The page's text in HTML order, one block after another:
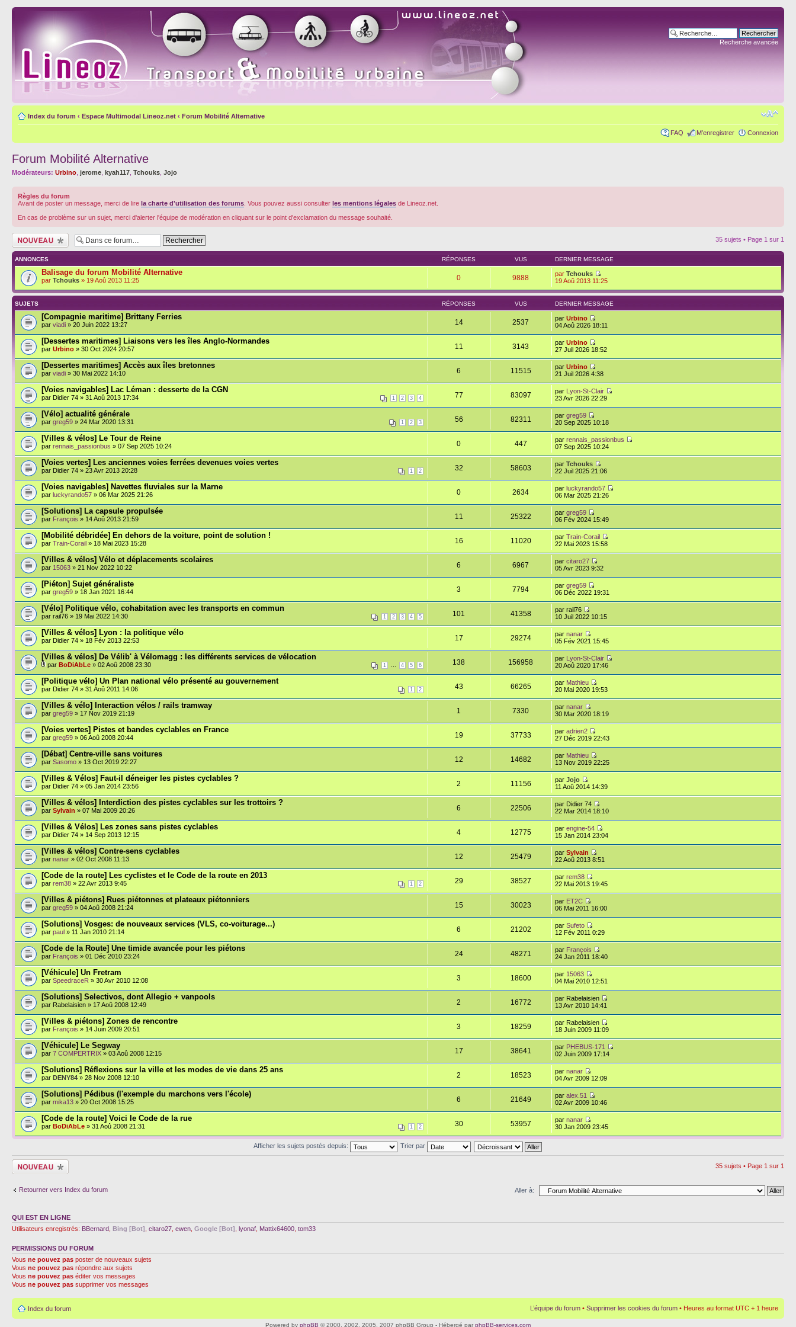
Recherche avancée
Index du forum ‹ Espace Multimodal Lineoz.net ‹ Forum Mobilité Alternative
FAQ M’enregistrer Connexion
Forum Mobilité Alternative
Modérateurs: Urbino jerome kyah117 Tchouks Jojo
Règles du forum
Avant de poster un message, merci de lire la charte d'utilisation des forums . Vous pouvez aussi consulter les mentions légales de Lineoz.net.
En cas de problème sur un sujet, merci d'alerter l'équipe de modération en cliquant sur le point d'exclamation du message souhaité.
Écrire un nouveau
sujet
35 sujets • Page 1 sur 1
ANNONCES RÉPONSES VUS DERNIER MESSAGE
Balisage du forum Mobilité Alternative
par Tchouks » 19 Aoû 2013 11:25 0 9888 parTchouks
19 Aoû 2013 11:25
SUJETS RÉPONSES VUS DERNIER MESSAGE
[Compagnie maritime] Brittany Ferries
par viadi » 20 Juin 2022 13:27 14 2537 parUrbino
04 Aoû 2026 18:11
[Dessertes maritimes] Liaisons vers les îles Anglo-Normandes
par Urbino » 30 Oct 2024 20:57 11 3143 parUrbino
27 Juil 2026 18:52
[Dessertes maritimes] Accès aux îles bretonnes
par viadi » 30 Mai 2022 14:10 6 11515 parUrbino
21 Juil 2026 4:38
[Voies navigables] Lac Léman : desserte de la CGN
1 2 3 4
par Didier 74 » 31 Aoû 2013 17:34 77 83097 par Lyon-St-Clair
23 Avr 2026 22:29
[Vélo] actualité générale
1 2 3
par greg59 » 24 Mar 2020 13:31 56 82311 pargreg59
20 Sep 2025 10:18
[Villes & vélos] Le Tour de Reine
par rennais_passionbus » 07 Sep 2025 10:24 0 447 parrennais_passionbus
07 Sep 2025 10:24
[Voies vertes] Les anciennes voies ferrées devenues voies vertes
1 2
par Didier 74 » 23 Avr 2013 20:28 32 58603 parTchouks
22 Juil 2025 21:06
[Voies navigables] Navettes fluviales sur la Marne
par luckyrando57 » 06 Mar 2025 21:26 0 2634 parluckyrando57
06 Mar 2025 21:26
[Solutions] La capsule propulsée
par François » 14 Aoû 2013 21:59 11 25322 pargreg59
06 Fév 2024 15:49
[Mobilité débridée] En dehors de la voiture, point de solution !
par Train-Corail » 18 Mai 2023 15:28 16 11020 parTrain-Corail
22 Mai 2023 15:58
[Villes & vélos] Vélo et déplacements scolaires
par 15063 » 21 Nov 2022 10:22 6 6967 parcitaro27
05 Avr 2023 9:32
[Piéton] Sujet généraliste
par greg59 » 18 Jan 2021 16:44 3 7794 pargreg59
06 Déc 2022 19:31
[Vélo] Politique vélo, cohabitation avec les transports en commun
1 2 3 4 5
par rail76 » 19 Mai 2022 14:30 101 41358
par rail76
10 Juil 2022 10:15
[Villes & vélos] Lyon : la politique vélo
par Didier 74 » 18 Fév 2013 22:53 17 29274 parnanar
05 Fév 2021 15:45
[Villes & vélos] De Vélib' à Vélomagg : les différents services de vélocation
1 4 5 6
par BoDiAbLe » 02 Aoû 2008 23:30 138 156958 par Lyon-St-Clair
20 Aoû 2020 17:46
[Politique vélo] Un Plan national vélo présenté au gouvernement
1 2
par Didier 74 » 31 Aoû 2011 14:06 43 66265 par Mathieu
20 Mai 2020 19:53
[Villes & vélo] Interaction vélos / rails tramway
par greg59 » 17 Nov 2019 21:19 1 7330 parnanar
30 Mar 2020 18:19
[Voies vertes] Pistes et bandes cyclables en France
par greg59 » 06 Aoû 2008 20:44 19 37733 paradrien2
27 Déc 2019 22:43
[Débat] Centre-ville sans voitures
par Sasomo » 13 Oct 2019 22:27 12 14682 par Mathieu
13 Nov 2019 22:25
[Villes & Vélos] Faut-il déneiger les pistes cyclables ?
par Didier 74 » 05 Jan 2014 23:56 2 11156 parJojo
11 Aoû 2014 14:39
[Villes & vélos] Interdiction des pistes cyclables sur les trottoirs ?
par Sylvain » 07 Mai 2009 20:26 6 22506
par Didier 74
22 Mar 2014 18:10
[Villes & Vélos] Les zones sans pistes cyclables
par Didier 74 » 14 Sep 2013 12:15 4 12775 parengine-54
15 Jan 2014 23:04
[Villes & vélos] Contre-sens cyclables
par nanar » 02 Oct 2008 11:13 12 25479 parSylvain
22 Aoû 2013 8:51
[Code de la route] Les cyclistes et le Code de la route en 2013
1 2
par rem38 » 22 Avr 2013 9:45 29 38527 parrem38
22 Mai 2013 19:45
[Villes & piétons] Rues piétonnes et plateaux piétonniers
par greg59 » 04 Aoû 2008 21:24 15 30023 par ET2C
06 Mai 2011 16:00
[Solutions] Vosges: de nouveaux services (VLS, co-voiturage...)
par paul » 11 Jan 2010 21:14 6 21202 parSufeto
12 Fév 2011 0:29
[Code de la Route] Une timide avancée pour les piétons
par François » 01 Déc 2010 23:24 24 48271 par François
24 Jan 2011 18:40
[Véhicule] Un Fretram
par SpeedraceR » 30 Avr 2010 12:08 3 18600 par 15063
04 Mai 2010 12:51
[Solutions] Selectivos, dont Allegio + vanpools
par Rabelaisien » 17 Aoû 2008 12:49 2 16772
par Rabelaisien
13 Avr 2010 14:41
[Villes & piétons] Zones de rencontre
par François » 14 Juin 2009 20:51 3 18259
par Rabelaisien
18 Juin 2009 11:09
[Véhicule] Le Segway
par 7 COMPERTRIX » 03 Aoû 2008 12:15 17 38641 par PHEBUS-171
02 Juin 2009 17:14
[Solutions] Réflexions sur la ville et les modes de vie dans 25 ans
par DENY84 » 28 Nov 2008 12:10 2 18523 parnanar
04 Avr 2009 12:09
[Solutions] Pédibus (l'exemple du marchons vers l'école)
par mika13 » 20 Oct 2008 15:25 6 21649 paralex.51
02 Avr 2009 10:46
[Code de la route] Voici le Code de la rue
1 2
par BoDiAbLe » 31 Aoû 2008 21:31 30 53957 parnanar
30 Jan 2009 23:45
Afficher les sujets postés depuis: Trier par
Écrire un nouveau
sujet
35 sujets • Page 1 sur 1
Retourner vers Index du forum Aller à:
QUI EST EN LIGNE
Utilisateurs enregistrés: BBernard Bing [Bot] citaro27 ewen Google [Bot] lyonaf Mattix64600 tom33
PERMISSIONS DU FORUM
Vous ne pouvez pas poster de nouveaux sujets
Vous ne pouvez pas répondre aux sujets
Vous ne pouvez pas éditer vos messages
Vous ne pouvez pas supprimer vos messages
Index du forum L’équipe du forum • Supprimer les cookies du forum • Heures au format UTC + 1 heure
Powered by phpBB © 2000, 2002, 2005, 2007 phpBB Group - Hébergé par phpBB-services.com